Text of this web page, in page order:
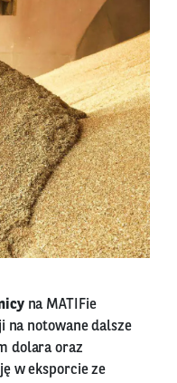
na MATIFie
na notowane dalsze
dolara oraz
w eksporcie ze